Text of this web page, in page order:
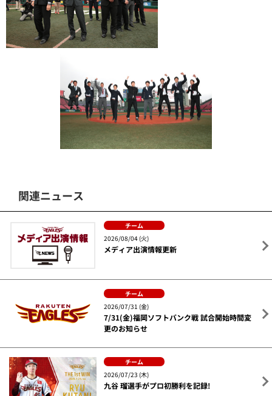
関連ニュース
チーム
2026/08/04 (火)
メディア出演情報更新
チーム
2026/07/31 (金)
7/31(金)福岡ソフトバンク戦 試合開始時間変
更のお知らせ
チーム
2026/07/23 (木)
九谷 瑠選手がプロ初勝利を記録!